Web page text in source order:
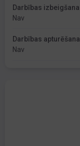
Darbības izbeigšana
Nav
Darbības apturēšana
Nav